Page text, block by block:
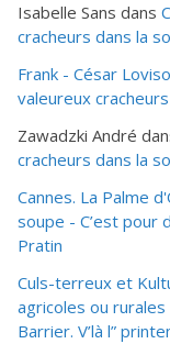
Isabelle Sans dans
cracheurs dans la
Frank - César
valeureux
Zawadzki André
cracheurs dans la
Cannes. La Palme
soupe - C’est pour
Pratin
Culs-terreux et
agricoles ou rurales
Barrier. V’là l”